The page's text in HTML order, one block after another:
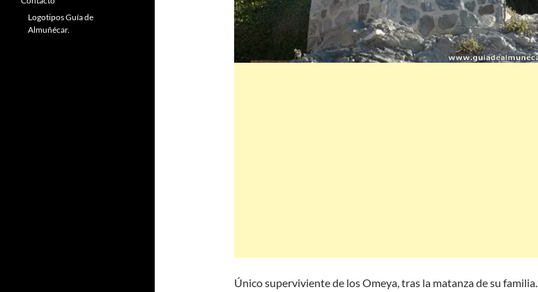
Único superviviente de los Omeya, tras la matanza de su familia.
Logotipos Guía de
Almuñécar.